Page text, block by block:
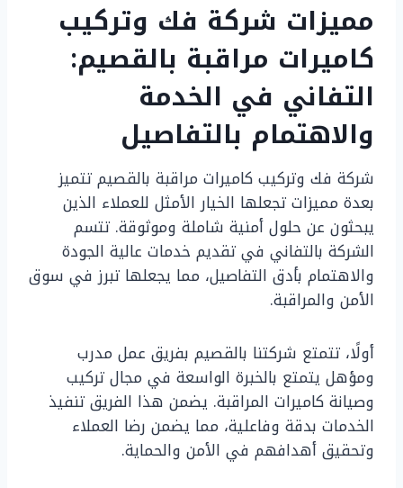
مميزات شركة فك وتركيب
كاميرات مراقبة بالقصيم:
التفاني في الخدمة
والاهتمام بالتفاصيل
شركة فك وتركيب كاميرات مراقبة بالقصيم تتميز
بعدة مميزات تجعلها الخيار الأمثل للعملاء الذين
يبحثون عن حلول أمنية شاملة وموثوقة. تتسم
الشركة بالتفاني في تقديم خدمات عالية الجودة
والاهتمام بأدق التفاصيل، مما يجعلها تبرز في سوق
الأمن والمراقبة.
أولًا، تتمتع شركتنا بالقصيم بفريق عمل مدرب
ومؤهل يتمتع بالخبرة الواسعة في مجال تركيب
وصيانة كاميرات المراقبة. يضمن هذا الفريق تنفيذ
الخدمات بدقة وفاعلية، مما يضمن رضا العملاء
وتحقيق أهدافهم في الأمن والحماية.